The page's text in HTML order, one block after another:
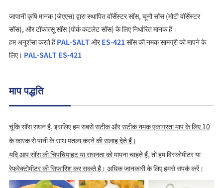
जापानी कृषि मानक (जेएएस) द्वारा स्थापित वॉर्सेस्टर सॉस, चूनौ सॉस (मोटी वॉर्सेस्टर
सॉस), और टोंकात्सू सॉस (पोर्क कटलेट सॉस) के लिए निर्धारित मानक हैं।
हम अनुशंसा करते हैंPAL-SALTऔरES-421सॉस की नमक सामग्री को मापने के
लिए। PAL-SALT ES-421
माप पद्धति
चूंकि सॉस सघन है, इसलिए हम सबसे सटीक और सटीक नमक एकाग्रता माप के लिए 10
के कारक से पानी के साथ पतला करने की सलाह देते हैं।
यदि आप सॉस की चिपचिपाहट या सघनता को मापना चाहते हैं, तो हम विस्कोमीटर या
रेफ्रेक्टोमीटर की सिफारिश कर सकते हैं। अधिक जानकारी के लिए हमसे संपर्क करें।